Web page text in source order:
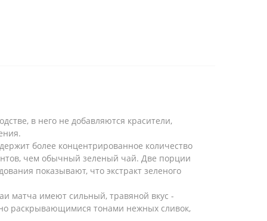
в него не добавляются красители,
более концентрированное количество
чем обычный зеленый чай. Две порции
показывают, что экстракт зеленого
матча имеют сильный, травяной вкус -
раскрывающимися тонами нежных сливок,